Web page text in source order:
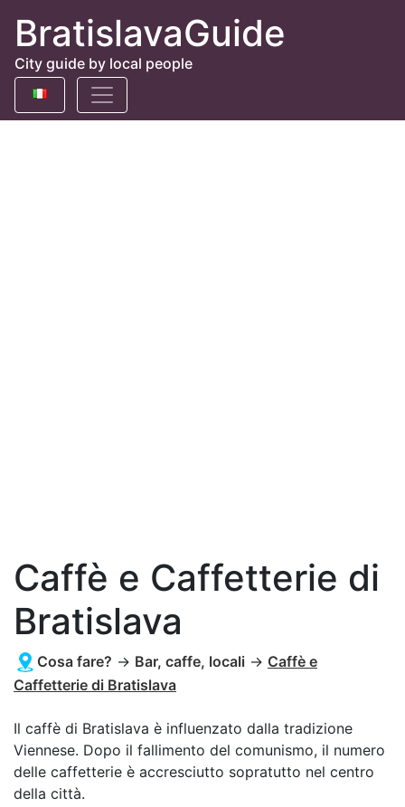
BratislavaGuide
City guide by local people
Caffè e Caffetterie di
Bratislava
Cosa fare? → Bar, caffe, locali → Caffè e
Caffetterie di Bratislava
Il caffè di Bratislava è influenzato dalla tradizione
Viennese. Dopo il fallimento del comunismo, il numero
delle caffetterie è accresciutto sopratutto nel centro
della città.